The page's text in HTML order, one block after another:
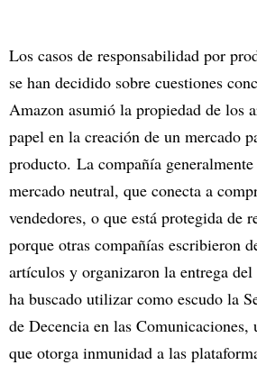
Los casos de responsabilidad por
se han decidido sobre cuestiones
Amazon asumió la propiedad de los
papel en la creación de un mercado
producto. La compañía
mercado neutral, que conecta a
vendedores, o que está protegida de
porque otras compañías escribieron
artículos y organizaron la entrega
ha buscado utilizar como escudo la
de Decencia en las
que otorga inmunidad a las